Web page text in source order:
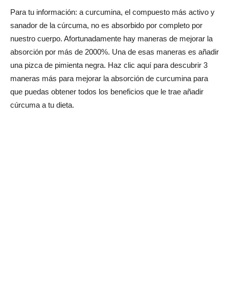
Para tu información: a curcumina, el compuesto más activo y
sanador de la cúrcuma, no es absorbido por completo por
nuestro cuerpo. Afortunadamente hay maneras de mejorar la
absorción por más de 2000%. Una de esas maneras es añadir
una pizca de pimienta negra. Haz clic aquí para descubrir 3
maneras más para mejorar la absorción de curcumina para
que puedas obtener todos los beneficios que le trae añadir
cúrcuma a tu dieta.